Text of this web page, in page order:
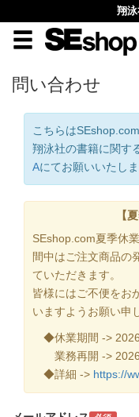
翔
問い合わせ
こちらは
翔泳社の書籍に関す
Aにてお願いいたしま
【
SEshop.com夏季休
間中はご注文商品の
ていただきます。
皆様にはご不便をお
いますようお願い申
◆休業期間 -> 2026
業務再開 -> 2026
◆詳細 -> https://